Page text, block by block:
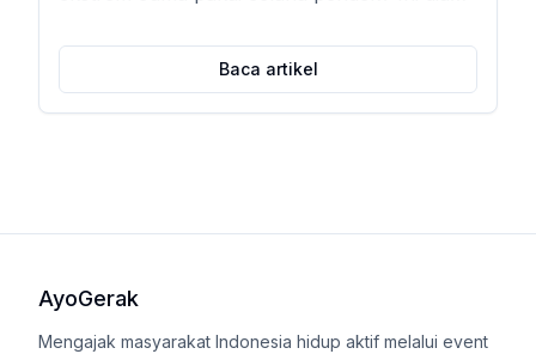
cuma bikin kamu kuat mental, tapi juga
meningkatkan imunitas dan bikin badan seger
buger!
Baca artikel
AyoGerak
Mengajak masyarakat Indonesia hidup aktif melalui event